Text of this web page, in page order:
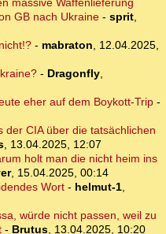
massive Waffenlieferung
GB nach Ukraine - sprit,
- mabraton, 12.04.2025,
- Dragonfly,
eher auf dem Boykott-Trip-
der CIA über die tatsächlichen
, 13.04.2025, 12:07
holt man die nicht heim ins
, 15.04.2025, 00:14
Wort- helmut-1,
würde nicht passen, weil zu
- Brutus, 13.04.2025, 10:20